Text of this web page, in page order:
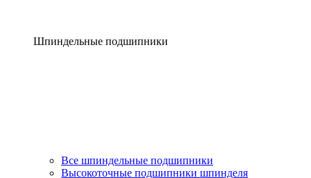
Шпиндельные подшипники
Все шпиндельные подшипники
Высокоточные подшипники шпинделя